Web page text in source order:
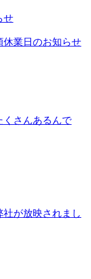
せ
休業日のお知らせ
くさんあるんで
が放映されまし